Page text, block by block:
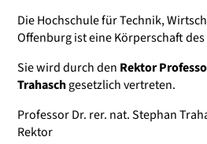
Die Hochschule für Technik,
Offenburg ist eine Körperschaft
Sie wird durch den Rektor
Trahaschgesetzlich vertreten.
Professor Dr. rer. nat. Stephan
Rektor